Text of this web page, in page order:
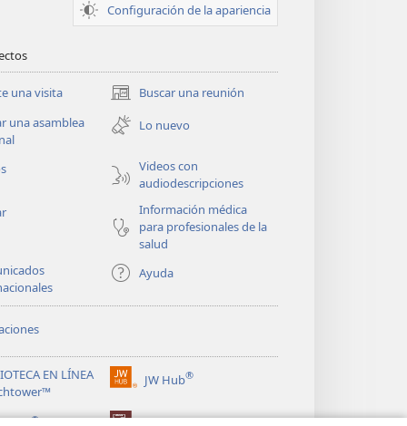
Configuración de la apariencia
una visita Buscar una reunión
(abre
una
nueva
una asamblea
Lo nuevo
Videos con
audiodescripciones
Información médica
para profesionales de la
salud
Ayuda
EN LÍNEA
JW Hub®
(abre
nueva
®